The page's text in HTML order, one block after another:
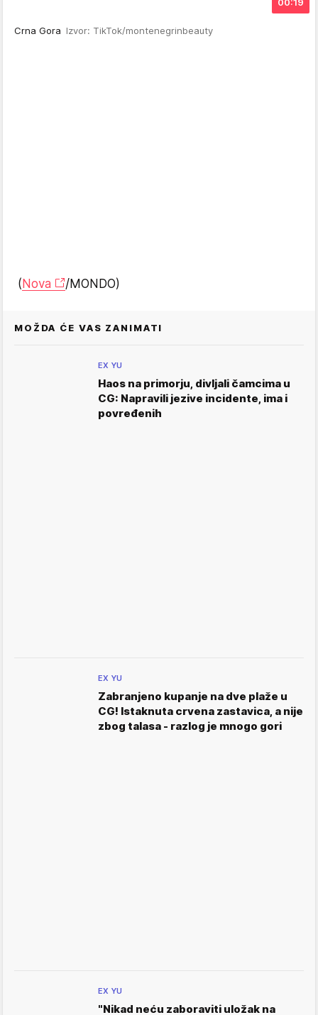
Crna Gora Izvor: TikTok/montenegrinbeauty
(Nova /MONDO)
MOŽDA ĆE VAS ZANIMATI
EX YU
Haos na primorju, divljali čamcima u
CG: Napravili jezive incidente, ima i
povređenih
EX YU
Zabranjeno kupanje na dve plaže u
CG! Istaknuta crvena zastavica, a nije
zbog talasa - razlog je mnogo gori
EX YU
"Nikad neću zaboraviti uložak na